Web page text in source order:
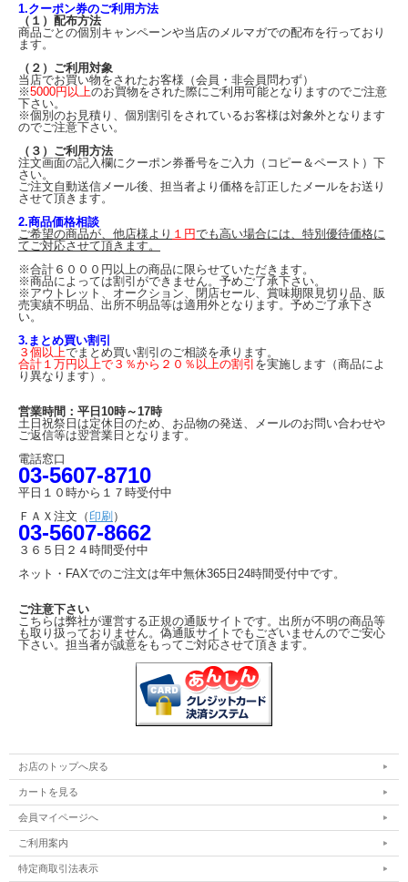
1.クーポン券のご利用方法
（１）配布方法
商品ごとの個別キャンペーンや当店のメルマガでの配布を行っており
ます。
（２）ご利用対象
当店でお買い物をされたお客様（会員・非会員問わず）
※5000円以上のお買物をされた際にご利用可能となりますのでご注意
下さい。
※個別のお見積り、個別割引をされているお客様は対象外となります
のでご注意下さい。
（３）ご利用方法
注文画面の記入欄にクーポン券番号をご入力（コピー＆ペースト）下
さい。
ご注文自動送信メール後、担当者より価格を訂正したメールをお送り
させて頂きます。
2.商品価格相談
ご希望の商品が、他店様より １円でも高い場合には、特別優待価格に
てご対応させて頂きます。
※合計６０００円以上の商品に限らせていただきます。
※商品によっては割引ができません。予めご了承下さい。
※アウトレット、オークション、閉店セール、賞味期限見切り品、販
売実績不明品、出所不明品等は適用外となります。予めご了承下さ
い。
3.まとめ買い割引
３個以上でまとめ買い割引のご相談を承ります。
合計１万円以上で３％から２０％以上の割引 を実施します（商品によ
り異なります）。
営業時間：平日10時～17時
土日祝祭日は定休日のため、お品物の発送、メールのお問い合わせや
ご返信等は翌営業日となります。
電話窓口
03-5607-8710
平日１０時から１７時受付中
ＦＡＸ注文（ 印刷 ）
03-5607-8662
３６５日２４時間受付中
ネット・FAXでのご注文は年中無休365日24時間受付中です。
ご注意下さい
こちらは弊社が運営する正規の通販サイトです。出所が不明の商品等
も取り扱っておりません。偽通販サイトでもございませんのでご安心
下さい。担当者が誠意をもってご対応させて頂きます。
お店のトップへ戻る
カートを見る
会員マイページへ
ご利用案内
特定商取引法表示